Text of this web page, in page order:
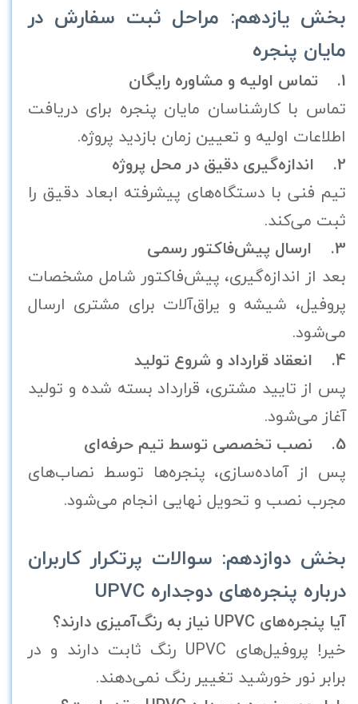
بخش یازدهم: مراحل ثبت سفارش در
مایان پنجره
1. تماس اولیه و مشاوره رایگان
تماس با کارشناسان مایان پنجره برای دریافت
اطلاعات اولیه و تعیین زمان بازدید پروژه.
2. اندازه‌گیری دقیق در محل پروژه
تیم فنی با دستگاه‌های پیشرفته ابعاد دقیق را
ثبت می‌کند.
3. ارسال پیش‌فاکتور رسمی
بعد از اندازه‌گیری، پیش‌فاکتور شامل مشخصات
پروفیل، شیشه و یراق‌آلات برای مشتری ارسال
می‌شود.
4. انعقاد قرارداد و شروع تولید
پس از تایید مشتری، قرارداد بسته شده و تولید
آغاز می‌شود.
5. نصب تخصصی توسط تیم حرفه‌ای
پس از آماده‌سازی، پنجره‌ها توسط نصاب‌های
مجرب نصب و تحویل نهایی انجام می‌شود.
بخش دوازدهم: سوالات پرتکرار کاربران
درباره پنجره‌های دوجداره UPVC
آیا پنجره‌های UPVC نیاز به رنگ‌آمیزی دارند؟
خیر! پروفیل‌های UPVC رنگ ثابت دارند و در
برابر نور خورشید تغییر رنگ نمی‌دهند.